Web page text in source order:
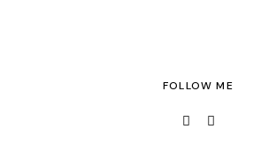
FOLLOW ME